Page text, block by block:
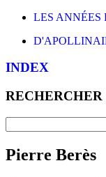
LES ANNÉES
INDEX
RECHERCHER
Pierre Berès